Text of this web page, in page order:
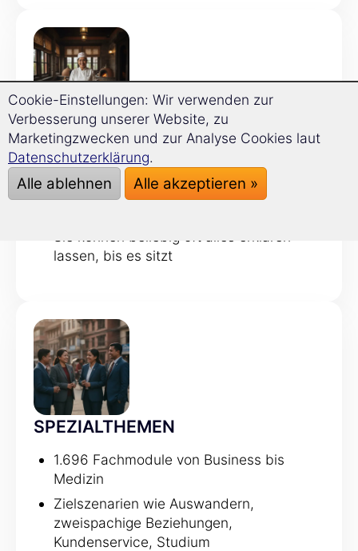
GRAMMATIKTRAINER
120 Grammatikthemen
Regeln werden direkt mit Beispielen
lassen, bis es sitzt
SPEZIALTHEMEN
1.696 Fachmodule von Business bis
Medizin
Zielszenarien wie Auswandern,
zweispachige Beziehungen,
Kundenservice, Studium
Cookie-Einstellungen: Wir verwenden zur
Verbesserung unserer Website, zu
Marketingzwecken und zur Analyse Cookies laut
Datenschutzerklärung.
Alle ablehnen Alle akzeptieren »